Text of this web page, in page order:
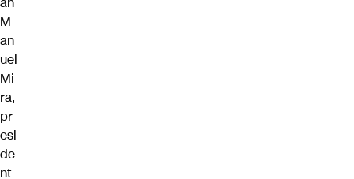
M
an
uel
Mi
ra,
pr
esi
de
nt